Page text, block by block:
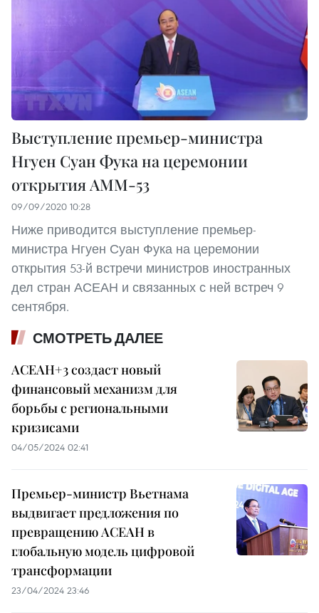
Выступление премьер-министра
Нгуен Суан Фука на церемонии
открытия AMM-53
09/09/2020 10:28
Ниже приводится выступление премьер-
министра Нгуен Суан Фука на церемонии
открытия 53-й встречи министров иностранных
дел стран АСЕАН и связанных с ней встреч 9
сентября.
СМОТРЕТЬ ДАЛЕЕ
АСЕАН+3 создаст новый
финансовый механизм для
борьбы с региональными
кризисами
04/05/2024 02:41
Премьер-министр Вьетнама
выдвигает предложения по
превращению АСЕАН в
глобальную модель цифровой
трансформации
23/04/2024 23:46